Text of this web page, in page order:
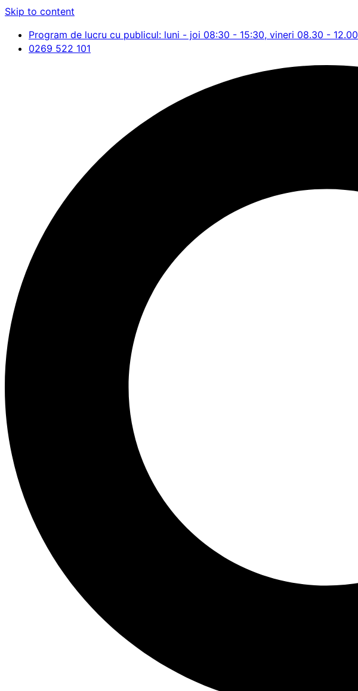
Skip to content
Program de lucru cu publicul: luni - joi 08:30 - 15:30, vineri 08.30 - 12.00
0269 522 101